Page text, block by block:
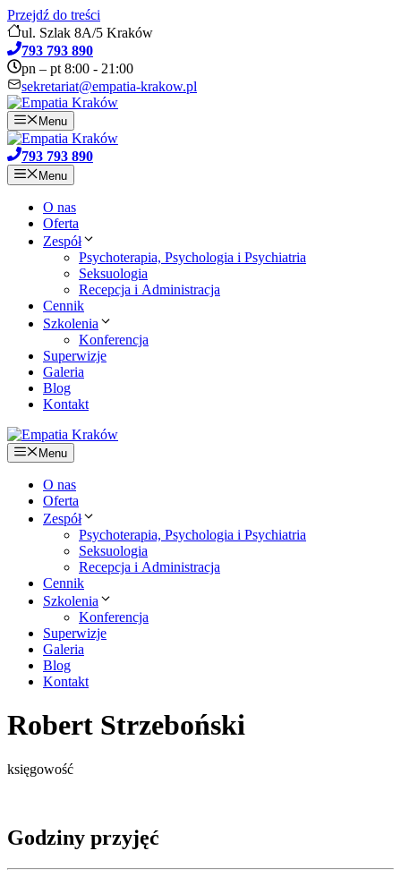
Przejdź do treści
ul. Szlak 8A/5 Kraków
793 793 890
pn – pt 8:00 - 21:00
sekretariat@empatia-krakow.pl
Menu
793 793 890
Menu
O nas
Oferta
Zespół
Psychoterapia, Psychologia i Psychiatria
Seksuologia
Recepcja i Administracja
Cennik
Szkolenia
Konferencja
Superwizje
Galeria
Blog
Kontakt
Menu
O nas
Oferta
Zespół
Psychoterapia, Psychologia i Psychiatria
Seksuologia
Recepcja i Administracja
Cennik
Szkolenia
Konferencja
Superwizje
Galeria
Blog
Kontakt
Robert Strzeboński
księgowość
Godziny przyjęć